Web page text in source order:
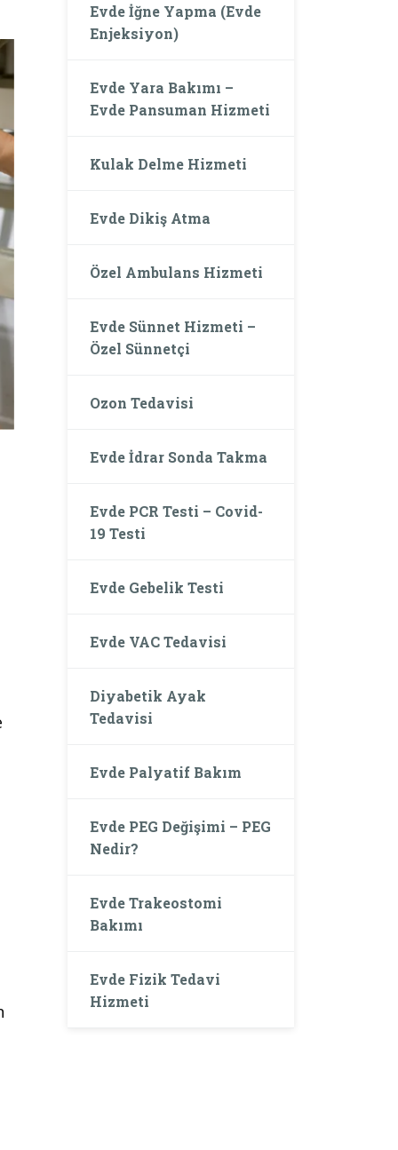
Evde İğne Yapma (Evde
Enjeksiyon)
Evde Yara Bakımı –
Evde Pansuman Hizmeti
Kulak Delme Hizmeti
Evde Dikiş Atma
Özel Ambulans Hizmeti
Evde Sünnet Hizmeti –
Özel Sünnetçi
Ozon Tedavisi
Evde İdrar Sonda Takma
Evde PCR Testi – Covid-
19 Testi
Evde Gebelik Testi
Evde VAC Tedavisi
Diyabetik Ayak
Tedavisi
Evde Palyatif Bakım
Evde PEG Değişimi – PEG
Nedir?
Evde Trakeostomi
Bakımı
Evde Fizik Tedavi
Hizmeti